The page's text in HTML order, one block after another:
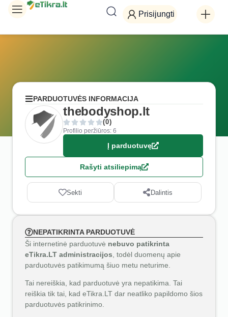
Prisijungti
PARDUOTUVĖS INFORMACIJA
thebodyshop.lt
(0)
Profilio peržiūros: 6
Į parduotuvę
Rašyti atsiliepimą
Sekti Dalintis
NEPATIKRINTA PARDUOTUVĖ
Ši internetinė parduotuvė nebuvo patikrinta
eTikra.LT administracijos , todėl duomenų apie
parduotuvės patikimumą šiuo metu neturime.
Tai nereiškia, kad parduotuvė yra nepatikima. Tai
reiškia tik tai, kad eTikra.LT dar neatliko papildomo šios
parduotuvės patikrinimo.